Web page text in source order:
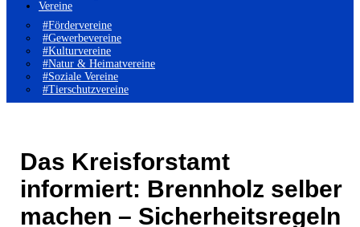
Vereine
#Fördervereine
#Gewerbevereine
#Kulturvereine
#Natur & Heimatvereine
#Soziale Vereine
#Tierschutzvereine
Das Kreisforstamt
informiert: Brennholz selber
machen – Sicherheitsregeln